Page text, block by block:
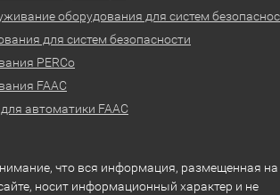
оборудования для систем
для систем безопасности
PERCo
FAAC
автоматики FAAC
что вся информация, размещенная на
носит информационный характер и не